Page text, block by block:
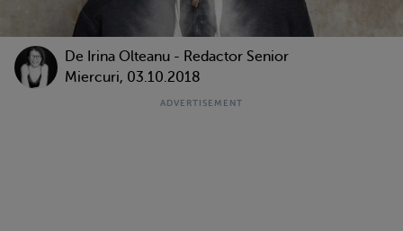
De Irina Olteanu - Redactor Senior
Miercuri, 03.10.2018